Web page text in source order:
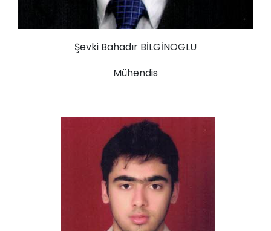
Şevki Bahadır BİLGİNOGLU
Mühendis